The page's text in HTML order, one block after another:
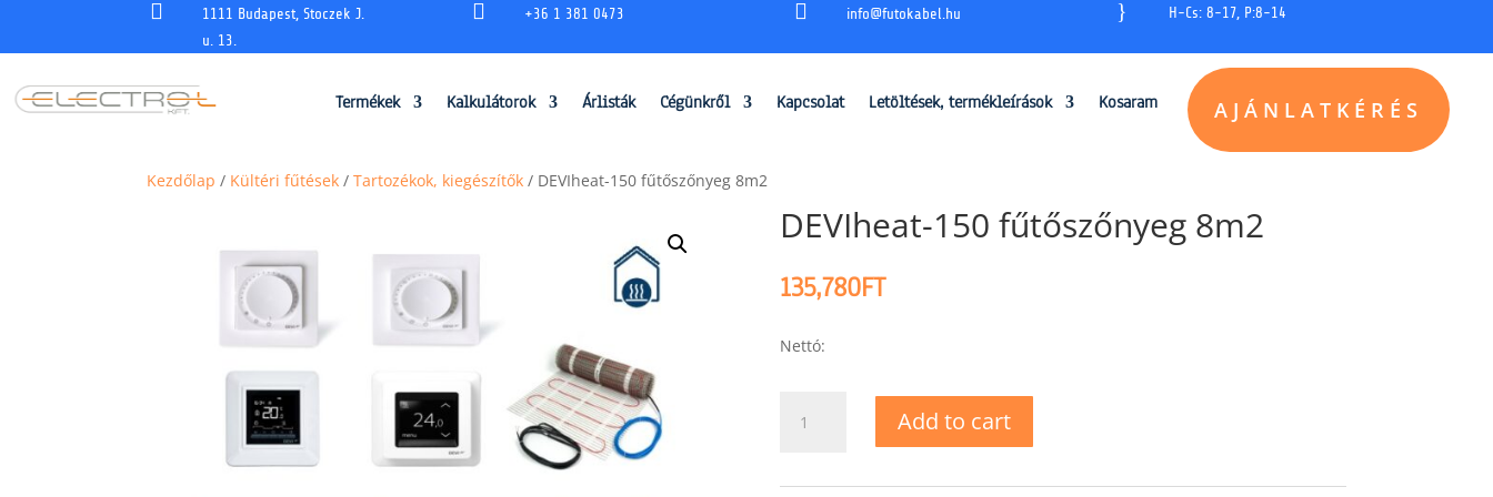

1111 Budapest, Stoczek J.
u. 13.
 +36 1 381 0473  info@futokabel.hu } H-Cs: 8-17, P:8-14
Termékek Kalkulátorok Árlisták Cégünkről Kapcsolat Letöltések, termékleírások Kosaram AJÁNLATKÉRÉS
Kezdőlap / Kültéri fűtések / Tartozékok, kiegészítők / DEVIheat-150 fűtőszőnyeg 8m2
DEVIheat-150 fűtőszőnyeg 8m2
135,780FT
Nettó:
150
Add to cart